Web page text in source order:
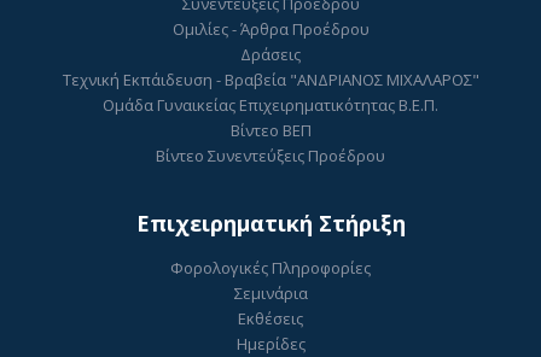
Ομιλίες - Άρθρα Προέδρου
Δράσεις
Τεχνική Εκπάιδευση - Βραβεία "ΑΝΔΡΙΑΝΟΣ ΜΙΧΑΛΑΡΟΣ"
Ομάδα Γυναικείας Επιχειρηματικότητας Β.Ε.Π.
Βίντεο ΒΕΠ
Βίντεο Συνεντεύξεις Προέδρου
Επιχειρηματική Στήριξη
Φορολογικές Πληροφορίες
Σεμινάρια
Εκθέσεις
Ημερίδες